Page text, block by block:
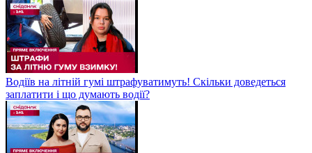
Водіїв на літній гумі штрафуватимуть! Скільки доведеться
заплатити і що думають водії?